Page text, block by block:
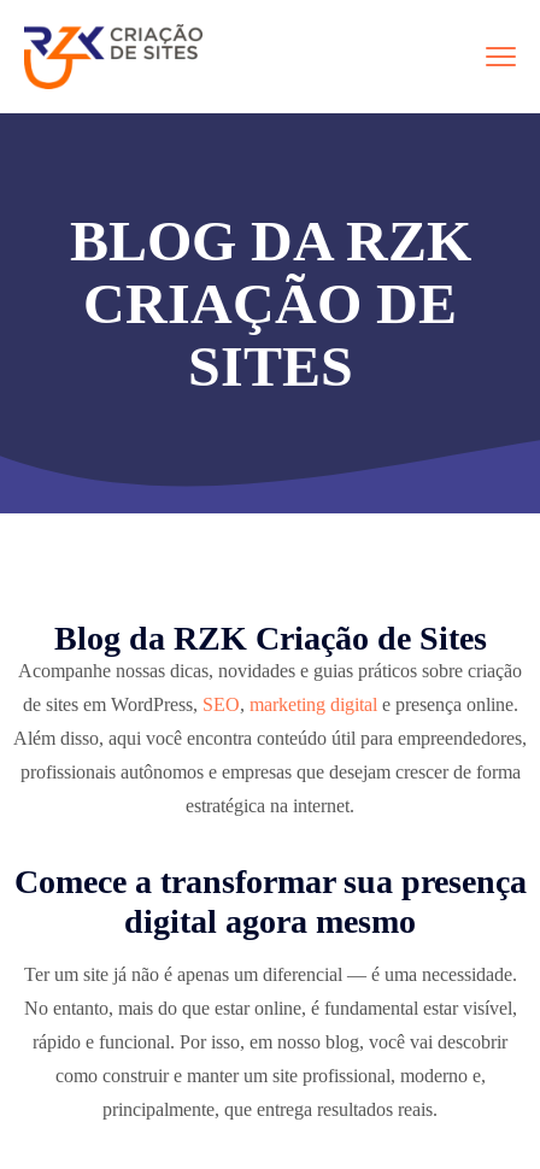
BLOG DA RZK
CRIAÇÃO DE
SITES
Blog da RZK Criação de Sites
Acompanhe nossas dicas, novidades e guias práticos sobre criação
de sites em WordPress, SEO, marketing digital e presença online.
Além disso, aqui você encontra conteúdo útil para empreendedores,
profissionais autônomos e empresas que desejam crescer de forma
estratégica na internet.
Comece a transformar sua presença
digital agora mesmo
Ter um site já não é apenas um diferencial — é uma necessidade.
No entanto, mais do que estar online, é fundamental estar visível,
rápido e funcional. Por isso, em nosso blog, você vai descobrir
como construir e manter um site profissional, moderno e,
principalmente, que entrega resultados reais.